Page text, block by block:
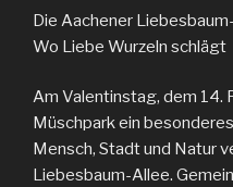
Die Aachener
Wo Liebe Wurzeln schlägt
Am Valentinstag, dem 14.
Müschpark ein
Mensch, Stadt und Natur
Liebesbaum-Allee.